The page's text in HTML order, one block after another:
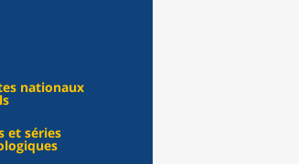
nationaux
et séries